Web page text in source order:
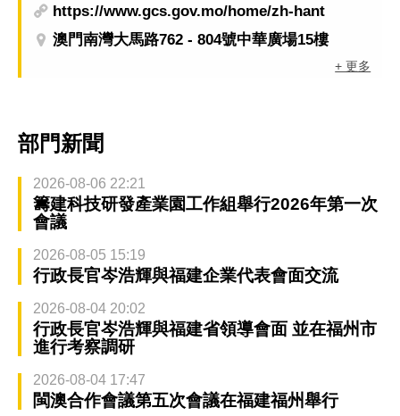
https://www.gcs.gov.mo/home/zh-hant
澳門南灣大馬路762 - 804號中華廣場15樓
+ 更多
部門新聞
2026-08-06 22:21
籌建科技研發產業園工作組舉行2026年第一次
會議
2026-08-05 15:19
行政長官岑浩輝與福建企業代表會面交流
2026-08-04 20:02
行政長官岑浩輝與福建省領導會面 並在福州市
進行考察調研
2026-08-04 17:47
閩澳合作會議第五次會議在福建福州舉行